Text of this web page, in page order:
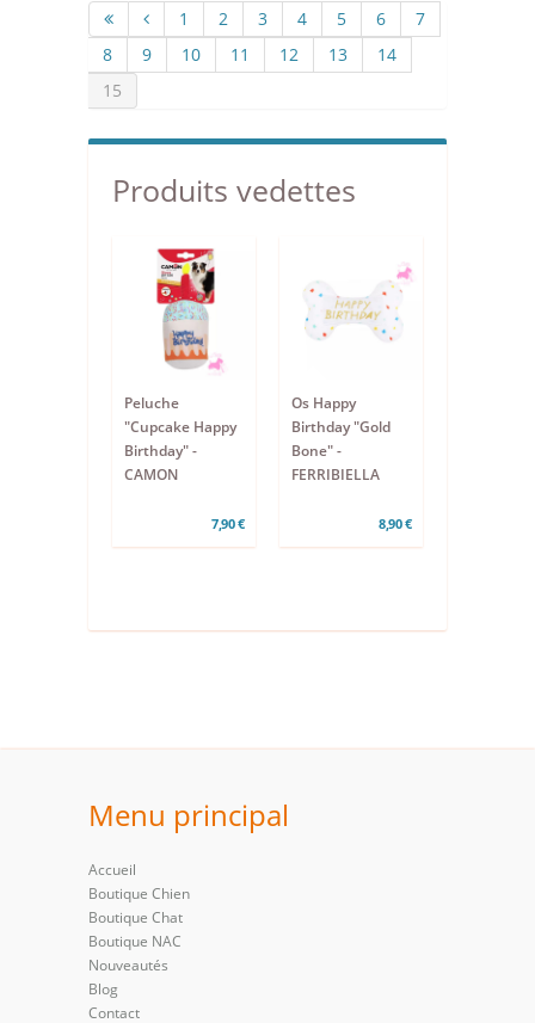
1 2 3 4 5 6
7
8
9 10 11 12 13
14
15
Produits vedettes
Peluche
"Cupcake Happy
Birthday" -
CAMON
7,90 €
Os Happy
Birthday "Gold
Bone" -
FERRIBIELLA
8,90 €
Menu principal
Accueil
Boutique Chien
Boutique Chat
Boutique NAC
Nouveautés
Blog
Contact